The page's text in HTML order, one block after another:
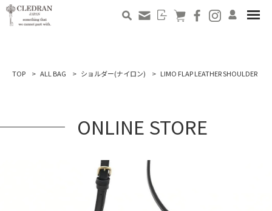
TOP ALL BAG ショルダー(ナイロン) LIMO FLAP LEATHER SHOULDER
ONLINE STORE